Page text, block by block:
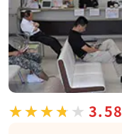
3.58